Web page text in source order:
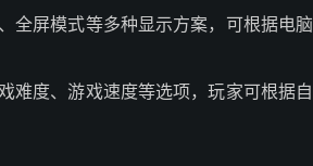
全屏模式等多种显示方案，可根据电
难度、游戏速度等选项，玩家可根据